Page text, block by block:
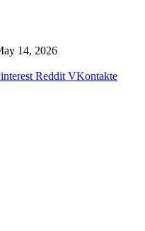
14, 2026
Reddit VKontakte